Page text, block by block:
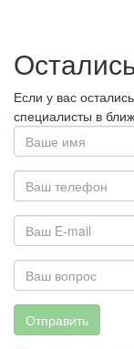
Если у вас
специалисты в
Отправить